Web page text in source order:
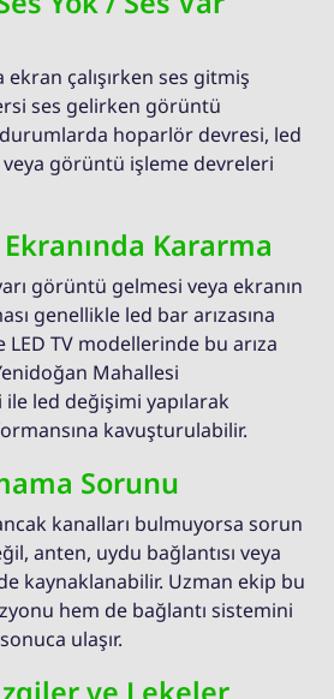
ekran çalışırken ses gitmiş
ses gelirken görüntü
hoparlör devresi, led
görüntü işleme devreleri
Kararma
görüntü gelmesi veya ekranın
genellikle led bar arızasına
TV modellerinde bu arıza
Mahallesi
led değişimi yapılarak
kavuşturulabilir.
Sorunu
kanalları bulmuyorsa sorun
anten, uydu bağlantısı veya
kaynaklanabilir. Uzman ekip bu
hem de bağlantı sistemini
ulaşır.